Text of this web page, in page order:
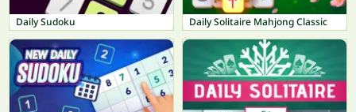
Daily Sudoku Daily Solitaire Mahjong Classic